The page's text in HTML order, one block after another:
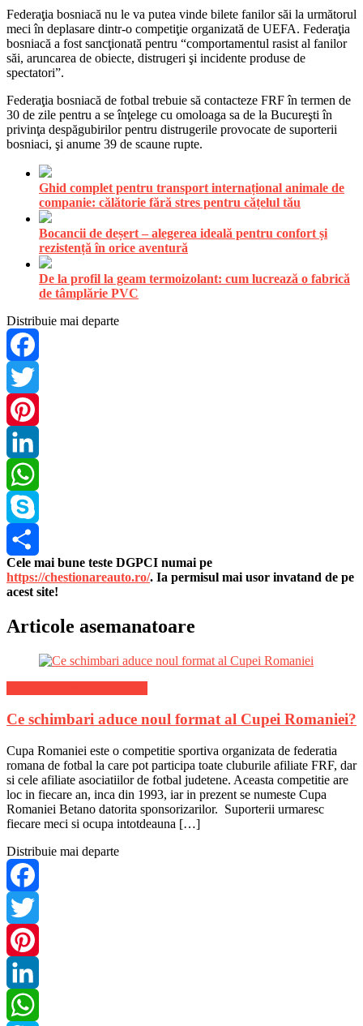
Federaţia bosniacă nu le va putea vinde bilete fanilor săi la următorul
meci în deplasare dintr-o competiţie organizată de UEFA. Federaţia
bosniacă a fost sancţionată pentru “comportamentul rasist al fanilor
săi, aruncarea de obiecte, distrugeri şi incidente produse de
spectatori”.
Federaţia bosniacă de fotbal trebuie să contacteze FRF în termen de
30 de zile pentru a se înţelege cu omoloaga sa de la Bucureşti în
privinţa despăgubirilor pentru distrugerile provocate de suporterii
bosniaci, şi anume 39 de scaune rupte.
Ghid complet pentru transport internațional animale de
companie: călătorie fără stres pentru cățelul tău
Bocancii de deșert – alegerea ideală pentru confort și
rezistență în orice aventură
De la profil la geam termoizolant: cum lucrează o fabrică
de tâmplărie PVC
Distribuie mai departe
Facebook
Twitter
Pinterest
LinkedIn
WhatsApp
Skype
Share
Cele mai bune teste DGPCI numai pe
https://chestionareauto.ro/. Ia permisul mai usor invatand de pe
acest site!
Articole asemanatoare
Ce schimbari aduce noul format al Cupei Romaniei?
Cupa Romaniei este o competitie sportiva organizata de federatia
romana de fotbal la care pot participa toate cluburile afiliate FRF, dar
si cele afiliate asociatiilor de fotbal judetene. Aceasta competitie are
loc in fiecare an, inca din 1993, iar in prezent se numeste Cupa
Romaniei Betano datorita sponsorizarilor. Suporterii urmaresc
fiecare meci si ocupa intotdeauna […]
Distribuie mai departe
Facebook
Twitter
Pinterest
LinkedIn